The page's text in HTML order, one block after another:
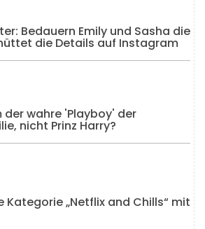
Bedauern Emily und Sasha die
die Details auf Instagram
der wahre 'Playboy' der
nicht Prinz Harry?
Kategorie „Netflix and Chills“ mit